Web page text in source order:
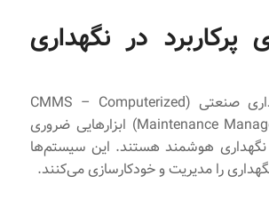
پرکاربرد در نگهداری
نرم‌افزارهای نگهداری صنعتی (CMMS – Computerized
Maintenance Management Systems) ابزارهایی ضروری
نگهداری هوشمند هستند. این سیستم‌ها
را مدیریت و خودکارسازی می‌کنند.